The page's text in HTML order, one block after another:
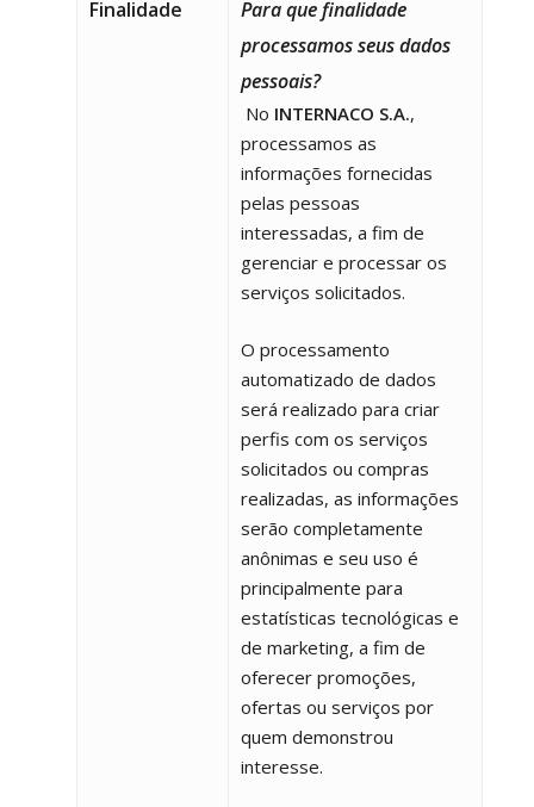
Finalidade
Para que finalidade
processamos seus dados
pessoais?
No INTERNACO S.A.,
processamos as
informações fornecidas
pelas pessoas
interessadas, a fim de
gerenciar e processar os
serviços solicitados.
O processamento
automatizado de dados
será realizado para criar
perfis com os serviços
solicitados ou compras
realizadas, as informações
serão completamente
anônimas e seu uso é
principalmente para
estatísticas tecnológicas e
de marketing, a fim de
oferecer promoções,
ofertas ou serviços por
quem demonstrou
interesse.